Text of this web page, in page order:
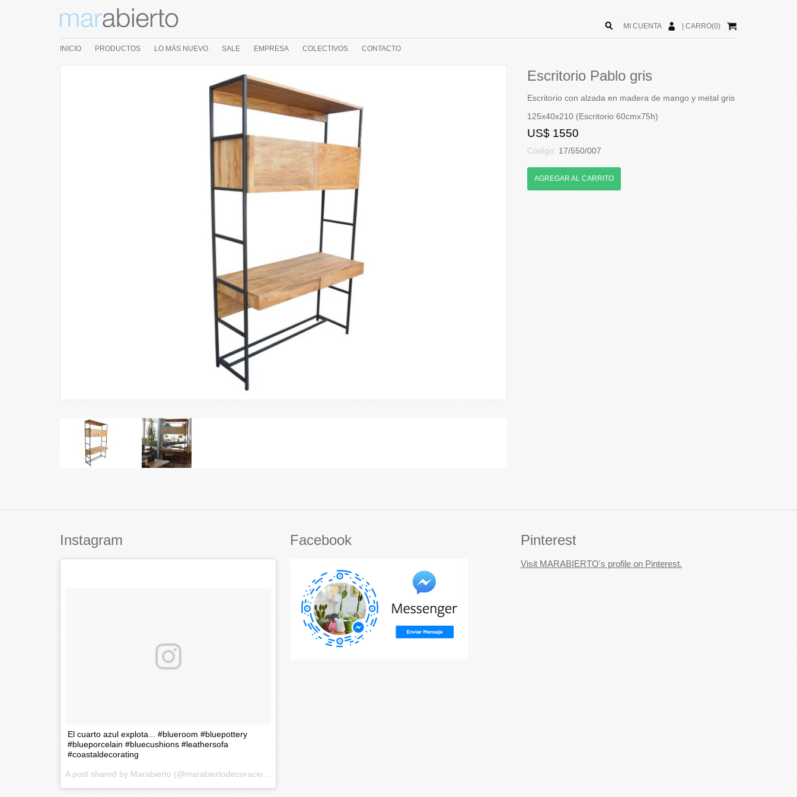
|CARRO(0)
MI CUENTA
INICIO PRODUCTOS LO MÁS NUEVO SALE EMPRESA COLECTIVOS CONTACTO
Escritorio Pablo gris
Escritorio con alzada en madera de mango y metal gris
125x40x210 (Escritorio 60cmx75h)
US$ 1550
Código: 17/550/007
AGREGAR AL CARRITO
Instagram
El cuarto azul explota... #blueroom #bluepottery
#blueporcelain #bluecushions #leathersofa
#coastaldecorating
A post shared by Marabierto (@marabiertodecoracion) on
Facebook Pinterest
Visit MARABIERTO's profile on Pinterest.